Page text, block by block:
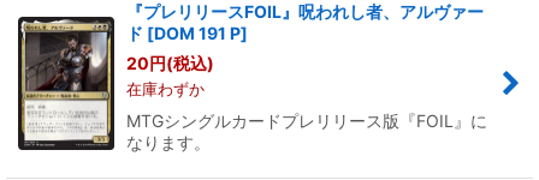
並び順:
絞り込む
『プレリリースFOIL』呪われし者、アルヴァー
ド [DOM 191 P]
20円(税込)
在庫わずか
MTGシングルカードプレリリース版『FOIL』に
なります。